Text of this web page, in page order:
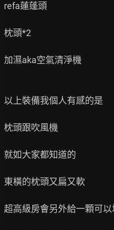
refa蓮蓬頭
枕頭*2
加濕aka空氣清淨機
以上裝備我個人有感的是
枕頭跟吹風機
就如大家都知道的
東橫的枕頭又扁又軟
超高級房會另外給一顆可